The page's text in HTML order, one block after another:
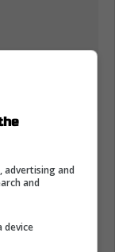
il serait
Selon lui, le
dépassé
advertising and
and
device